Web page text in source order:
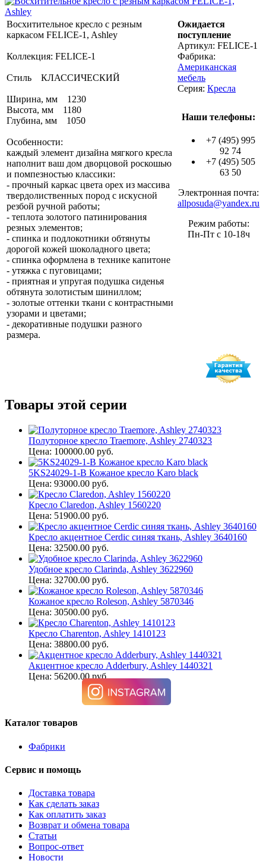
Восхитительное кресло с резным
каркасом FELICE-1, Ashley
Коллекция: FELICE-1
Стиль КЛАССИЧЕСКИЙ
Ширина, мм 1230
Высота, мм 1180
Глубина, мм 1050
Особенности:
каждый элемент дизайна мягкого кресла
наполнит ваш дом дворцовой роскошью
и помпезностью классики:
- прочный каркас цвета орех из массива
твердолиственных пород с искусной
резбой ручной работы;
- теплота золотого патинирования
резных элементов;
- спинка и подлокотники обтянуты
дорогой кожей шоколадного цвета;
- спинка оформлена в технике капитоне
- утяжка с пуговицами;
- приятная и упругая подушка сиденья
обтянута золотистым шиниллом;
- золотые оттенки ткани с контрастными
узорами и цветами;
- декоративные подушки разного
размера.
Ожидается
поступление
Артикул: FELICE-1
Фабрика:
Американская
мебель
Серия: Кресла
Наши телефоны:
+7 (495) 995
92 74
+7 (495) 505
63 50
Электронная почта:
allposuda@yandex.ru
Режим работы:
Пн-Пт с 10-18ч
Товары этой серии
Полуторное кресло Traemore, Ashley 2740323
Цена: 100000.00 руб.
5KS24029-1-B Кожаное кресло Karo black
Цена: 93000.00 руб.
Кресло Claredon, Ashley 1560220
Цена: 51900.00 руб.
Кресло акцентное Cerdic синяя ткань, Ashley 3640160
Цена: 32500.00 руб.
Удобное кресло Clarinda, Ashley 3622960
Цена: 32700.00 руб.
Кожаное кресло Roleson, Ashley 5870346
Цена: 30500.00 руб.
Кресло Charenton, Ashley 1410123
Цена: 38800.00 руб.
Акцентное кресло Adderbury, Ashley 1440321
Цена: 56200.00 руб.
Каталог товаров
Фабрики
Сервис и помощь
Доставка товара
Как сделать заказ
Как оплатить заказ
Возврат и обмена товара
Статьи
Вопрос-ответ
Новости